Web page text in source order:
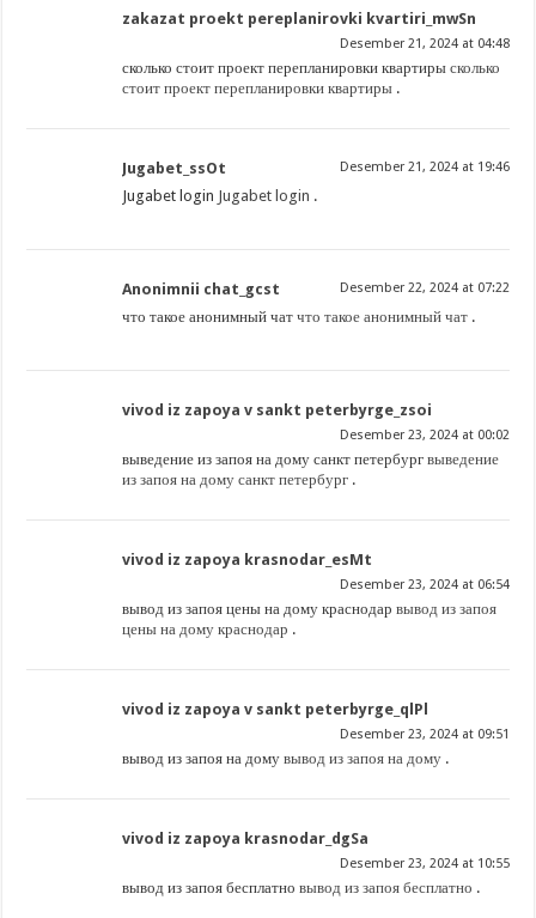
zakazat proekt pereplanirovki kvartiri_mwSn
Desember 21, 2024 at 04:48
сколько стоит проект перепланировки квартирысколько
стоит проект перепланировки квартиры .
Jugabet_ssOt Desember 21, 2024 at 19:46
Jugabet login Jugabet login .
Anonimnii chat_gcst Desember 22, 2024 at 07:22
что такое анонимный чатчто такое анонимный чат .
vivod iz zapoya v sankt peterbyrge_zsoi
Desember 23, 2024 at 00:02
выведение из запоя на дому санкт петербургвыведение
из запоя на дому санкт петербург .
vivod iz zapoya krasnodar_esMt
Desember 23, 2024 at 06:54
вывод из запоя цены на дому краснодарвывод из запоя
цены на дому краснодар .
vivod iz zapoya v sankt peterbyrge_qlPl
Desember 23, 2024 at 09:51
вывод из запоя на домувывод из запоя на дому .
vivod iz zapoya krasnodar_dgSa
Desember 23, 2024 at 10:55
вывод из запоя бесплатновывод из запоя бесплатно .